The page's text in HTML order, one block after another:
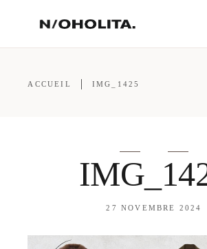
ACCUEIL IMG_1425
27 NOVEMBRE 2024